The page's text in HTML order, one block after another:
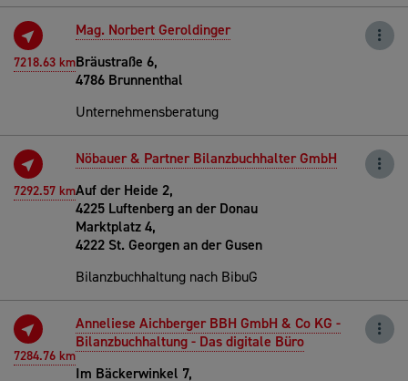
7218.63 km
Mag. Norbert Geroldinger
Bräustraße 6,
4786 Brunnenthal
Unternehmensberatung
7292.57 km
Nöbauer & Partner Bilanzbuchhalter GmbH
Auf der Heide 2,
4225 Luftenberg an der Donau
Marktplatz 4,
4222 St. Georgen an der Gusen
Bilanzbuchhaltung nach BibuG
7284.76 km
Anneliese Aichberger BBH GmbH & Co KG -
Bilanzbuchhaltung - Das digitale Büro
Im Bäckerwinkel 7,